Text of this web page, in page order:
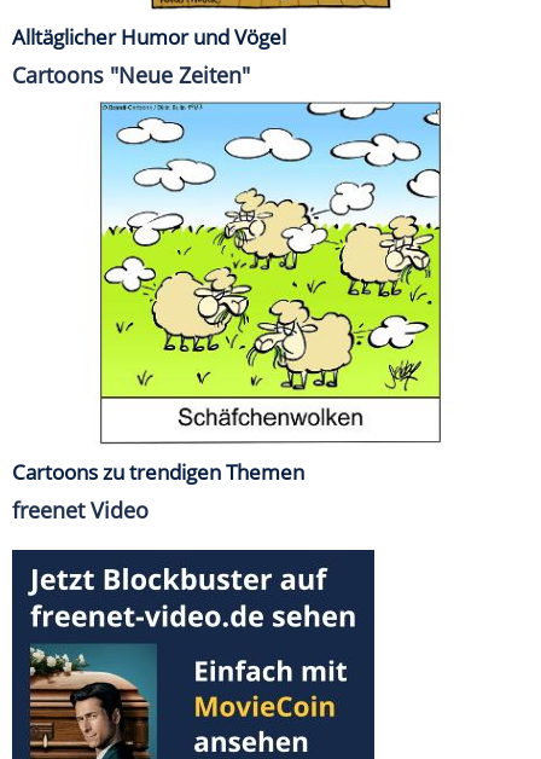
Alltäglicher Humor und Vögel
Cartoons "Neue Zeiten"
Cartoons zu trendigen Themen
freenet Video